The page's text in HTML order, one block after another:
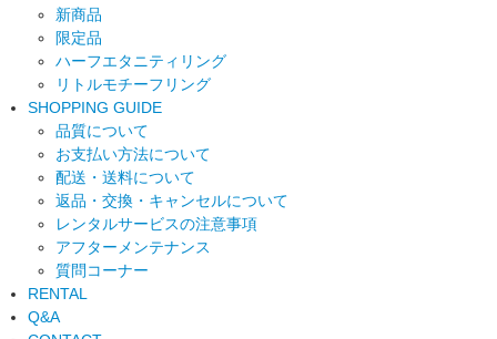
新商品
限定品
ハーフエタニティリング
リトルモチーフリング
SHOPPING GUIDE
品質について
お支払い方法について
配送・送料について
返品・交換・キャンセルについて
レンタルサービスの注意事項
アフターメンテナンス
質問コーナー
RENTAL
Q&A